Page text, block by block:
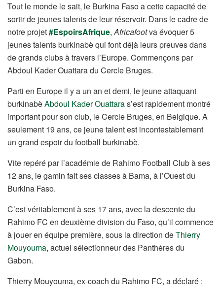
Tout le monde le sait, le Burkina Faso a cette capacité de
sortir de jeunes talents de leur réservoir. Dans le cadre de
notre projet#EspoirsAfrique,Africafootva évoquer 5
jeunes talents burkinabè qui font déjà leurs preuves dans
de grands clubs à travers l’Europe. Commençons par
Abdoul Kader Ouattara du Cercle Bruges.
Parti en Europe il y a un an et demi, le jeune attaquant
burkinabèAbdoul Kader Ouattaras’est rapidement montré
important pour son club, le Cercle Bruges, en Belgique. A
seulement 19 ans, ce jeune talent est incontestablement
un grand espoir du football burkinabè.
Vite repéré par l’académie de Rahimo Football Club à ses
12 ans, le gamin fait ses classes à Bama, à l’Ouest du
Burkina Faso.
C’est véritablement à ses 17 ans, avec la descente du
Rahimo FC en deuxième division du Faso, qu’il commence
à jouer en équipe première, sous la direction deThierry
Mouyouma, actuel sélectionneur des Panthères du
Gabon.
Thierry Mouyouma, ex-coach du Rahimo FC, a déclaré :